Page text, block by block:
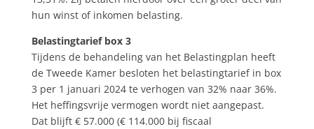
hun winst of inkomen belasting.
Belastingtarief box 3
Tijdens de behandeling van het Belastingplan heeft
de Tweede Kamer besloten het belastingtarief in box
3 per 1 januari 2024 te verhogen van 32% naar 36%.
Het heffingsvrije vermogen wordt niet aangepast.
Dat blijft € 57.000 (€ 114.000 bij fiscaal